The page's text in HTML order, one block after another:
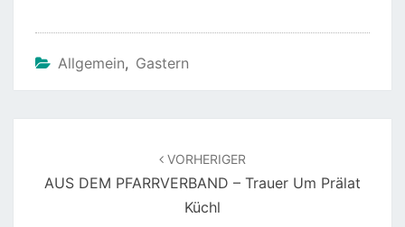
Allgemein, Gastern
VORHERIGER
AUS DEM PFARRVERBAND – Trauer Um Prälat
Küchl